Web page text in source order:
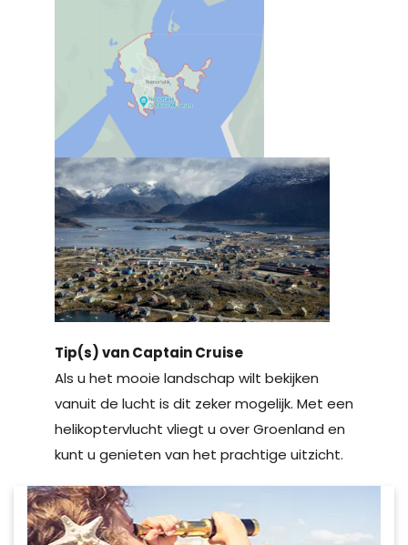
Tip(s) van Captain Cruise
Als u het mooie landschap wilt bekijken
vanuit de lucht is dit zeker mogelijk. Met een
helikoptervlucht vliegt u over Groenland en
kunt u genieten van het prachtige uitzicht.